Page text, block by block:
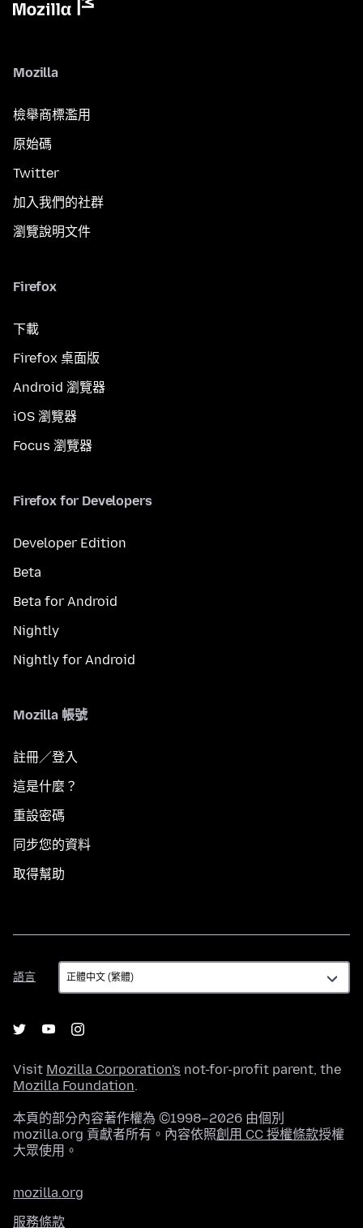
Mozilla
檢舉商標濫用
原始碼
Twitter
加入我們的社群
瀏覽說明文件
Firefox
下載
Firefox 桌面版
Android 瀏覽器
iOS 瀏覽器
Focus 瀏覽器
Firefox for Developers
Developer Edition
Beta
Beta for Android
Nightly
Nightly for Android
Mozilla 帳號
註冊／登入
這是什麼？
重設密碼
同步您的資料
取得幫助
語言
語
言
Visit Mozilla Corporation's not-for-profit parent, the
Mozilla Foundation.
本頁的部分內容著作權為 ©1998–2026 由個別
mozilla.org 貢獻者所有。內容依照創用 CC 授權條款授權
大眾使用。
mozilla.org
服務條款